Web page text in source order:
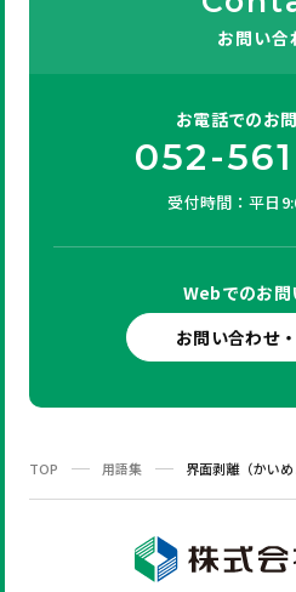
お問い合
お電話でのお
052-
受付時間：平日
Webでのお
お問い合わせ
TOP 用語集 界面剥離（かいめ